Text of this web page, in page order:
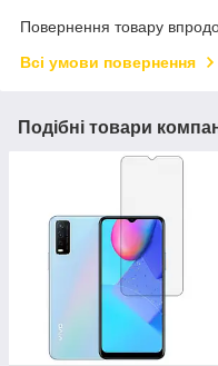
Повернення товару
Всі умови повернення
Подібні товари